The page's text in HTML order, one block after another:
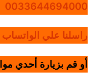
0033644694000
راسلنا علي الواتساب
أو قم بزيارة أحدي